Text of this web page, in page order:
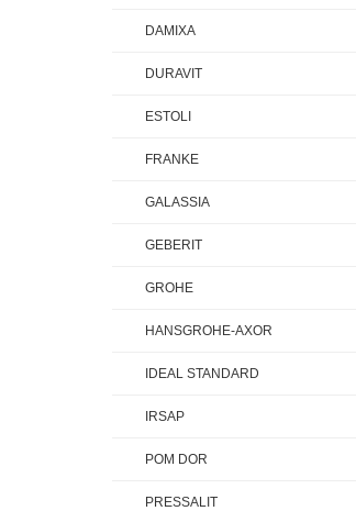
DAMIXA
DURAVIT
ESTOLI
FRANKE
GALASSIA
GEBERIT
GROHE
HANSGROHE-AXOR
IDEAL STANDARD
IRSAP
POM DOR
PRESSALIT